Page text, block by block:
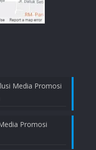
Media Promosi
Promosi